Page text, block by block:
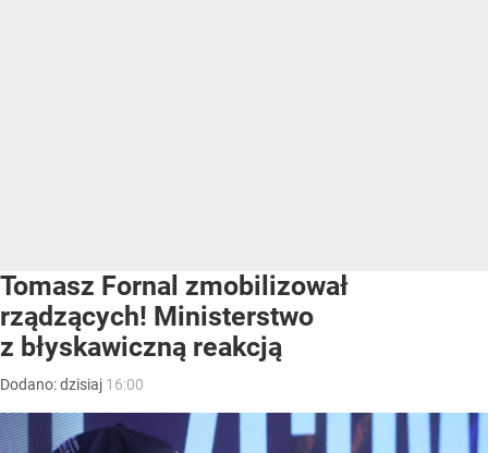
Tomasz Fornal zmobilizował
rządzących! Ministerstwo
z błyskawiczną reakcją
Dodano:dzisiaj 16:00